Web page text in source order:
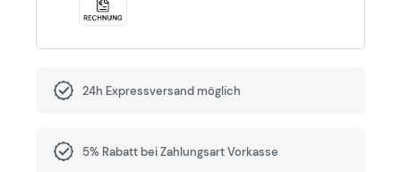
24h Expressversand möglich
5% Rabatt bei Zahlungsart Vorkasse